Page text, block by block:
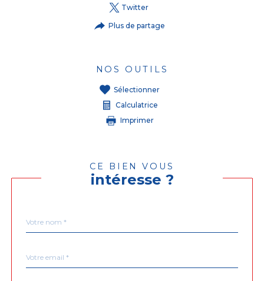
Twitter
Plus de partage
NOS OUTILS
Sélectionner
Calculatrice
Imprimer
CE BIEN VOUS
intéresse ?
par
*
*